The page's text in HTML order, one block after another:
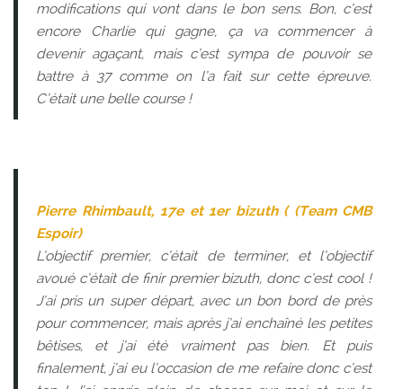
modifications qui vont dans le bon sens. Bon, c’est
encore Charlie qui gagne, ça va commencer à
devenir agaçant, mais c’est sympa de pouvoir se
battre à 37 comme on l’a fait sur cette épreuve.
C’était une belle course !
Pierre Rhimbault, 17e et 1er bizuth ( (Team CMB
Espoir)
L’objectif premier, c’était de terminer, et l’objectif
avoué c’était de finir premier bizuth, donc c’est cool !
J’ai pris un super départ, avec un bon bord de près
pour commencer, mais après j’ai enchaîné les petites
bêtises, et j’ai été vraiment pas bien. Et puis
finalement, j’ai eu l’occasion de me refaire donc c’est